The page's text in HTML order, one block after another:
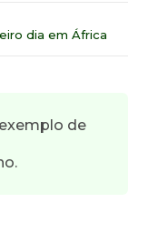
dia em África
de